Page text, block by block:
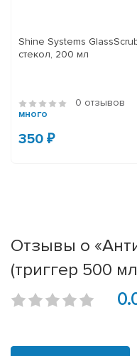
Shine Systems
стекол, 200 мл
0 отзывов
много
350 ₽
Отзывы о
(триггер 500